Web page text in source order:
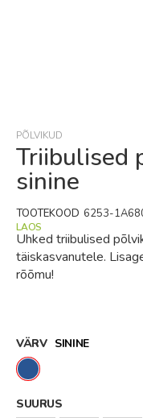
beginning
of
the
images
PÕLVIKUD
Triibulised
sinine
Uhked triibulised
täiskasvanutele.
rõõmu!
LAOS
TOOTEKOOD 6253-
VÄRV SININE
SUURUS